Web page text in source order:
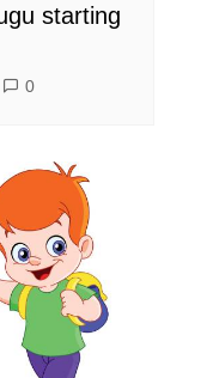
starting
0